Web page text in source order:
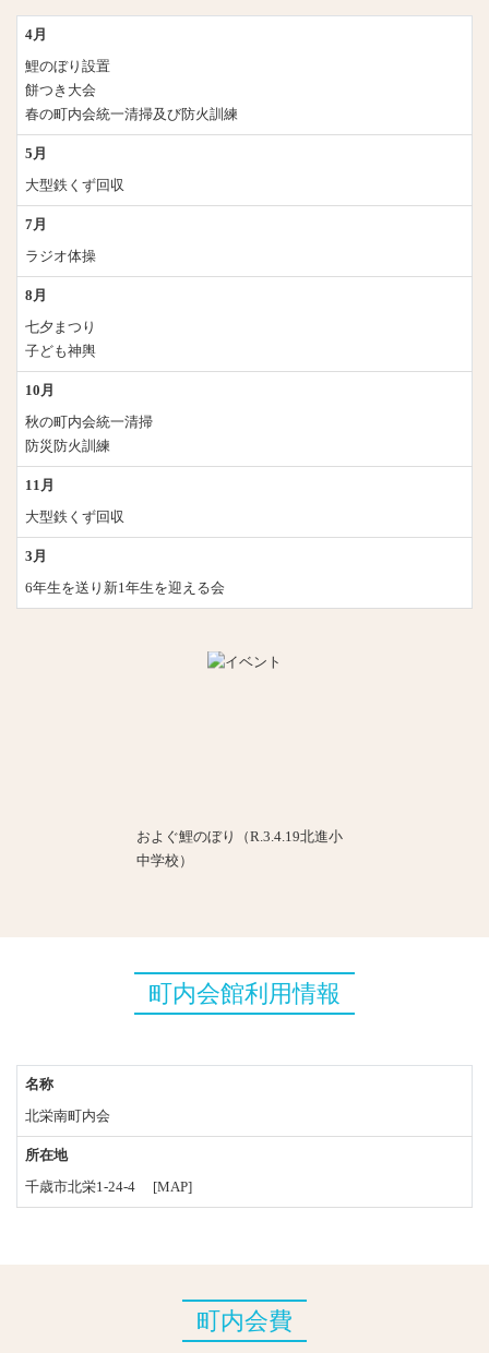
4月
鯉のぼり設置
餅つき大会
春の町内会統一清掃及び防火訓練
5月
大型鉄くず回収
7月
ラジオ体操
8月
七夕まつり
子ども神輿
10月
秋の町内会統一清掃
防災防火訓練
11月
大型鉄くず回収
3月
6年生を送り新1年生を迎える会
およぐ鯉のぼり（R.3.4.19北進小
中学校）
町内会館利用情報
名称
北栄南町内会
所在地
千歳市北栄1-24-4 [MAP]
町内会費